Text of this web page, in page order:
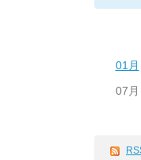
01月
07月